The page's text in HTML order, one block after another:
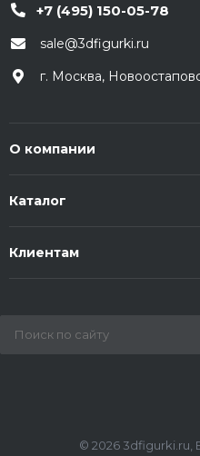
+7 (495) 150-05-78
sale@3dfigurki.ru
г. Москва,
О компании
Каталог
Клиентам
© 2026